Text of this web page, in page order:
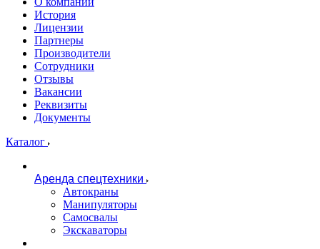
История
Лицензии
Партнеры
Производители
Сотрудники
Отзывы
Вакансии
Реквизиты
Документы
Каталог
Аренда спецтехники
Автокраны
Манипуляторы
Самосвалы
Экскаваторы